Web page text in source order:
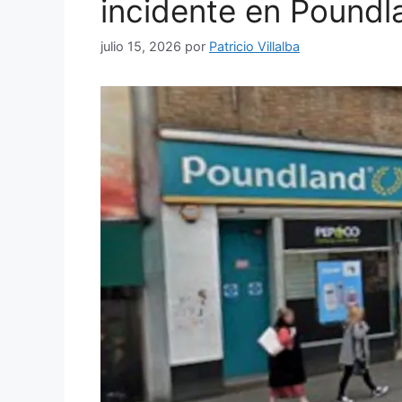
incidente en
julio 15, 2026 por Patricio Villalba